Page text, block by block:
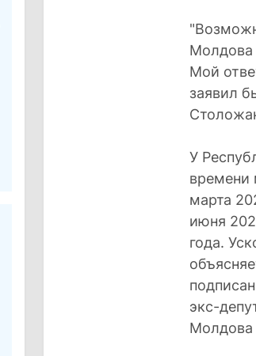
Молдова
Мой
заявил
У
времени
марта
июня
года.
экс-
Молдова